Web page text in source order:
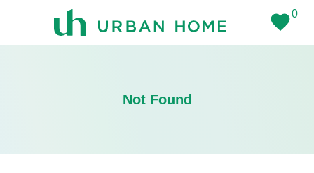
0
Not Found